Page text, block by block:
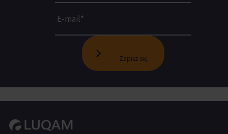
Zapisz się